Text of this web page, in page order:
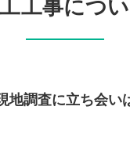
工事につ
地調査に立ち会い